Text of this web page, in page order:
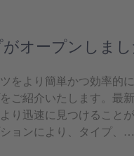
オープンしまし
をより簡単かつ効率的
ご紹介いたします。最
り迅速に見つけること
ョンにより、タイプ、…